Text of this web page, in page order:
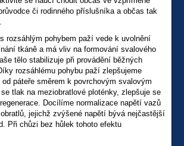
či rodinného příslušníka a občas tak
rozsáhlým pohybem paží vede k uvolnění
tkáně a má vliv na formování svalového
tělo stabilizuje při provádění běžných
rozsáhlému pohybu paží zlepšujeme
páteře směrem k povrchovým svalovým
tlak na meziobratlové ploténky, zlepšuje se
Docílíme normalizace napětí vazů
jejichž zvýšené napětí bývá nejčastější
Při chůzi bez hůlek tohoto efektu